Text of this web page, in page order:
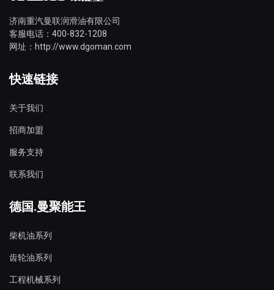
济南重汽曼联润滑油有限公司
客服电话：400-832-1208
网址：http://www.dgoman.com
快速链接
关于我们
招商加盟
服务支持
联系我们
德国.曼聚能王
柴机油系列
齿轮油系列
工程机械系列